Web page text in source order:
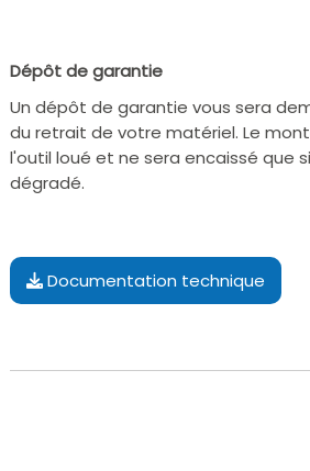
Dépôt de garantie
Un dépôt de garantie vous sera
du retrait de votre matériel. Le
l'outil loué et ne sera encaissé que
dégradé.
Documentation technique